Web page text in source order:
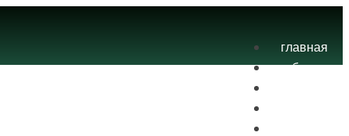
главная
блог